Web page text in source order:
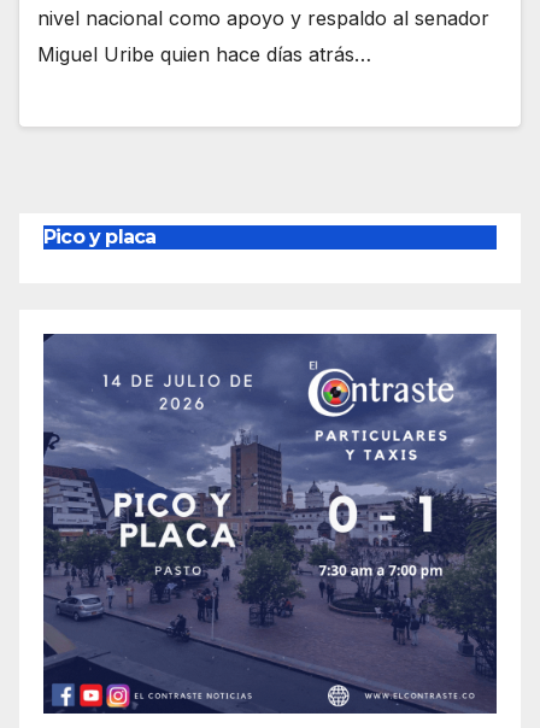
nivel nacional como apoyo y respaldo al senador
Miguel Uribe quien hace días atrás…
Pico y placa